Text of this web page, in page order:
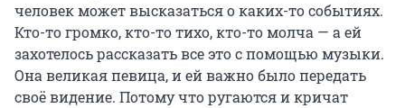
человек может высказаться о каких-то событиях.
Кто-то громко, кто-то тихо, кто-то молча — а ей
захотелось рассказать все это с помощью музыки.
Она великая певица, и ей важно было передать
своё видение. Потому что ругаются и кричат